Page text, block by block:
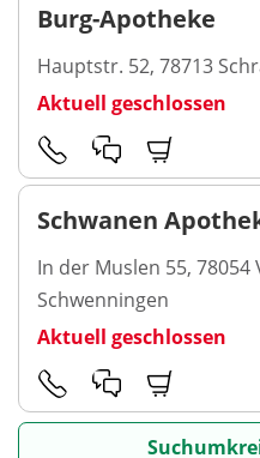
Burg-Apotheke
Hauptstr. 52, 78713
Aktuell geschlossen
Schwanen
In der Muslen 55, 78054
Schwenningen
Aktuell geschlossen